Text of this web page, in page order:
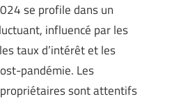
se profile dans un
influencé par les
taux d’intérêt et les
pandémie. Les
sont attentifs